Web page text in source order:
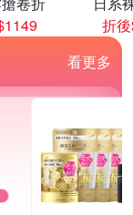
折
看更多